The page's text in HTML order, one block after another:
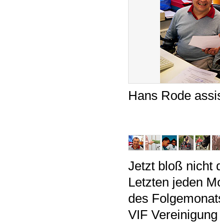
Hans Rode
Jetzt bloß nicht
Letzten jeden
des
VIF